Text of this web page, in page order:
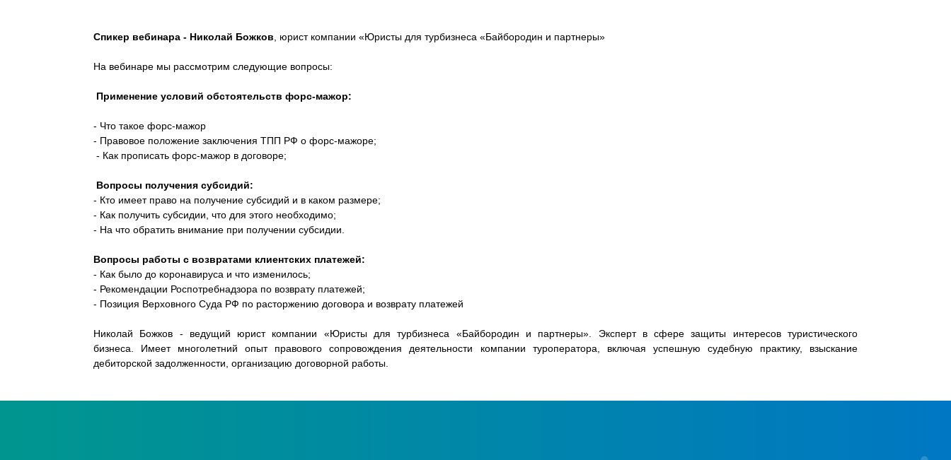
Спикер вебинара - Николай Божков , юрист компании «Юристы для турбизнеса «Байбородин и партнеры»
На вебинаре мы рассмотрим следующие вопросы:
Применение условий обстоятельств форс-мажор:
- Что такое форс-мажор
- Правовое положение заключения ТПП РФ о форс-мажоре;
- Как прописать форс-мажор в договоре;
Вопросы получения субсидий:
- Кто имеет право на получение субсидий и в каком размере;
- Как получить субсидии, что для этого необходимо;
- На что обратить внимание при получении субсидии.
Вопросы работы с возвратами клиентских платежей:
- Как было до коронавируса и что изменилось;
- Рекомендации Роспотребнадзора по возврату платежей;
- Позиция Верховного Суда РФ по расторжению договора и возврату платежей
Николай Божков - ведущий юрист компании «Юристы для турбизнеса «Байбородин и партнеры». Эксперт в сфере защиты интересов туристического
бизнеса. Имеет многолетний опыт правового сопровождения деятельности компании туроператора, включая успешную судебную практику, взыскание
дебиторской задолженности, организацию договорной работы.